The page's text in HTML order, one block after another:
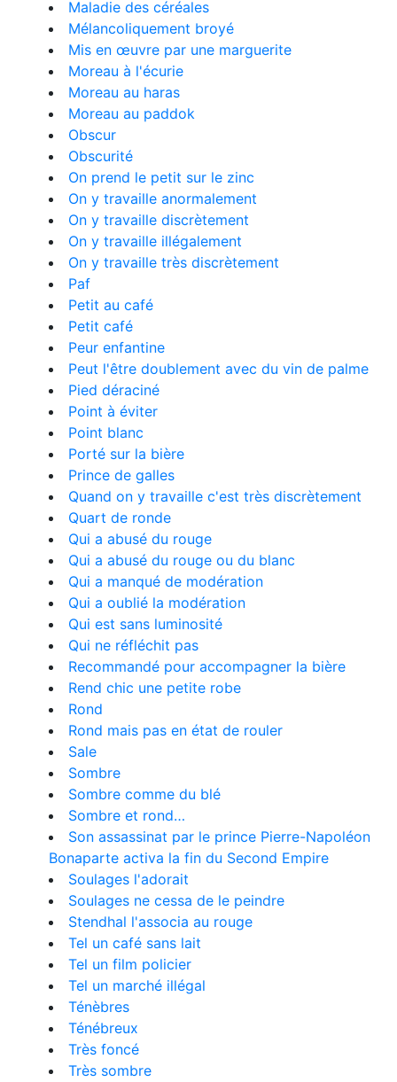
Maladie des céréales
Mélancoliquement broyé
Mis en œuvre par une marguerite
Moreau à l'écurie
Moreau au haras
Moreau au paddok
Obscur
Obscurité
On prend le petit sur le zinc
On y travaille anormalement
On y travaille discrètement
On y travaille illégalement
On y travaille très discrètement
Paf
Petit au café
Petit café
Peur enfantine
Peut l'être doublement avec du vin de palme
Pied déraciné
Point à éviter
Point blanc
Porté sur la bière
Prince de galles
Quand on y travaille c'est très discrètement
Quart de ronde
Qui a abusé du rouge
Qui a abusé du rouge ou du blanc
Qui a manqué de modération
Qui a oublié la modération
Qui est sans luminosité
Qui ne réfléchit pas
Recommandé pour accompagner la bière
Rend chic une petite robe
Rond
Rond mais pas en état de rouler
Sale
Sombre
Sombre comme du blé
Sombre et rond…
Son assassinat par le prince Pierre-Napoléon
Bonaparte activa la fin du Second Empire
Soulages l'adorait
Soulages ne cessa de le peindre
Stendhal l'associa au rouge
Tel un café sans lait
Tel un film policier
Tel un marché illégal
Ténèbres
Ténébreux
Très foncé
Très sombre